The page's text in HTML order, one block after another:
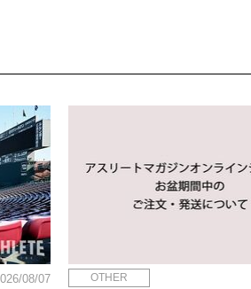
08/07 OTHER